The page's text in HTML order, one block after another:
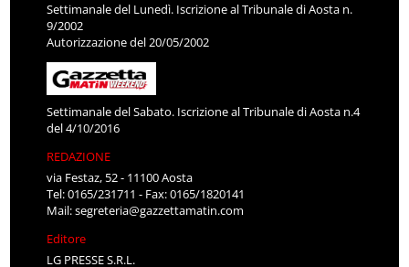
Settimanale del Lunedì. Iscrizione al Tribunale di Aosta n.
9/2002
Autorizzazione del 20/05/2002
Settimanale del Sabato. Iscrizione al Tribunale di Aosta n.4
del 4/10/2016
REDAZIONE
via Festaz, 52 - 11100 Aosta
Tel: 0165/231711 - Fax: 0165/1820141
Mail:segreteria@gazzettamatin.com
Editore
LG PRESSE S.R.L.